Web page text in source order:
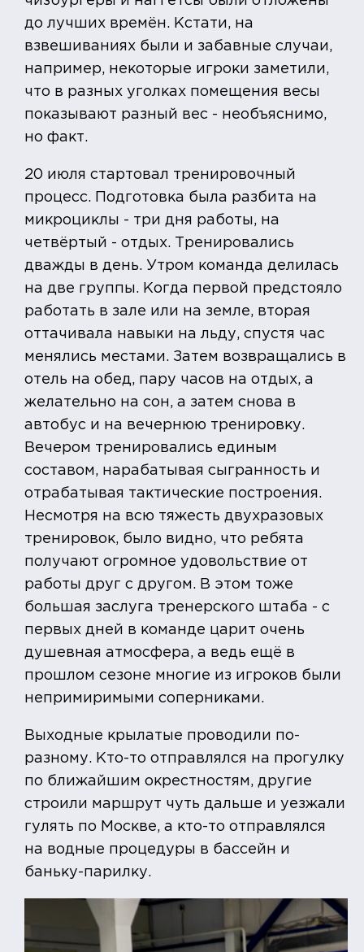
до лучших времён. Кстати, на
взвешиваниях были и забавные случаи,
например, некоторые игроки заметили,
что в разных уголках помещения весы
показывают разный вес - необъяснимо,
но факт.
20 июля стартовал тренировочный
процесс. Подготовка была разбита на
микроциклы - три дня работы, на
четвёртый - отдых. Тренировались
дважды в день. Утром команда делилась
на две группы. Когда первой предстояло
работать в зале или на земле, вторая
оттачивала навыки на льду, спустя час
менялись местами. Затем возвращались в
отель на обед, пару часов на отдых, а
желательно на сон, а затем снова в
автобус и на вечернюю тренировку.
Вечером тренировались единым
составом, нарабатывая сыгранность и
отрабатывая тактические построения.
Несмотря на всю тяжесть двухразовых
тренировок, было видно, что ребята
получают огромное удовольствие от
работы друг с другом. В этом тоже
большая заслуга тренерского штаба - с
первых дней в команде царит очень
душевная атмосфера, а ведь ещё в
прошлом сезоне многие из игроков были
непримиримыми соперниками.
Выходные крылатые проводили по-
разному. Кто-то отправлялся на прогулку
по ближайшим окрестностям, другие
строили маршрут чуть дальше и уезжали
гулять по Москве, а кто-то отправлялся
на водные процедуры в бассейн и
баньку-парилку.